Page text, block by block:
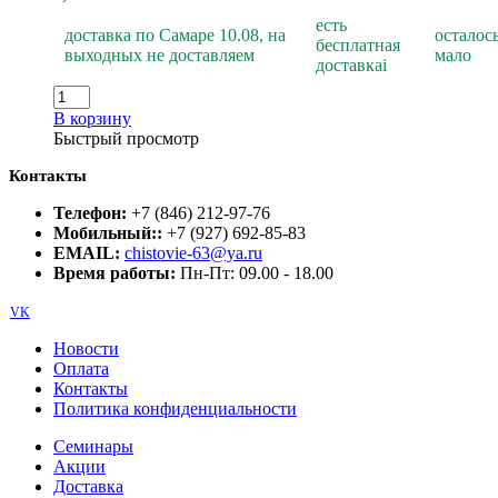
доставка по Самаре 10.08, на
выходных не доставляем
есть
бесплатная
доставкаi
мало
В корзину
Быстрый просмотр
Контакты
Телефон: +7 (846) 212-97-76
Мобильный:: +7 (927) 692-85-83
EMAIL: chistovie-63@ya.ru
Время работы: Пн-Пт: 09.00 - 18.00
VK
Новости
Оплата
Контакты
Политика конфиденциальности
Семинары
Акции
Доставка